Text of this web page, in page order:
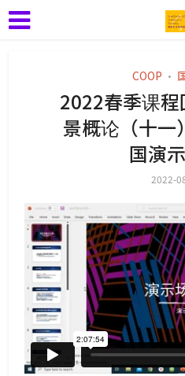
COOP •
2022春季课
景概论（十一
国演
2022-